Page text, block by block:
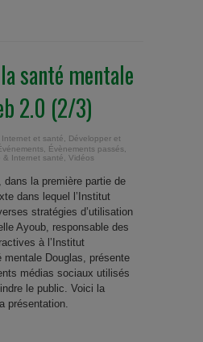
santé mentale
2.0 (2/3)
Internet et santé
Développer et
Évènements passés
& Internet santé Vidéos
la première partie de
dans lequel l’Institut
stratégies d’utilisation
Ayoub, responsable des
à l’Institut
mentale Douglas, présente
médias sociaux utilisés
le public. Voici la
présentation.